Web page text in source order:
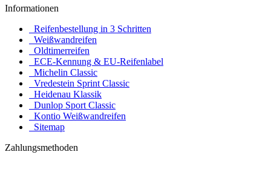
Informationen
Reifenbestellung in 3 Schritten
Weißwandreifen
Oldtimerreifen
ECE-Kennung & EU-Reifenlabel
Michelin Classic
Vredestein Sprint Classic
Heidenau Klassik
Dunlop Sport Classic
Kontio Weißwandreifen
Sitemap
Zahlungsmethoden